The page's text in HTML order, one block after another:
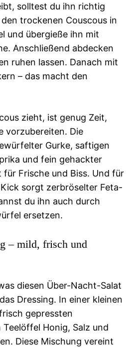
solltest du ihn richtig
trockenen Couscous in
und übergieße ihn mit
Anschließend abdecken
ruhen lassen. Danach mit
– das macht den
zieht, ist genug Zeit,
vorzubereiten. Die
Gurke, saftigen
und fein gehackter
Frische und Biss. Und für
sorgt zerbröselter Feta-
du ihn auch durch
ersetzen.
– mild, frisch und
diesen Über-Nacht-Salat
Dressing. In einer kleinen
gepressten
Honig, Salz und
Diese Mischung vereint